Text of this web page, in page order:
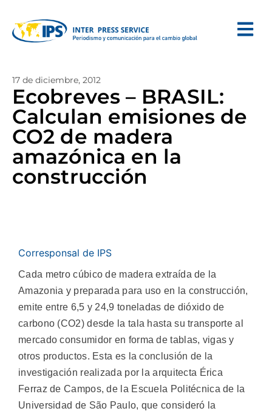
17 de diciembre, 2012
Ecobreves – BRASIL:
Calculan emisiones de
CO2 de madera
amazónica en la
construcción
Corresponsal de IPS
Cada metro cúbico de madera extraída de la
Amazonia y preparada para uso en la construcción,
emite entre 6,5 y 24,9 toneladas de dióxido de
carbono (CO2) desde la tala hasta su transporte al
mercado consumidor en forma de tablas, vigas y
otros productos. Esta es la conclusión de la
investigación realizada por la arquitecta Érica
Ferraz de Campos, de la Escuela Politécnica de la
Universidad de São Paulo, que consideró la